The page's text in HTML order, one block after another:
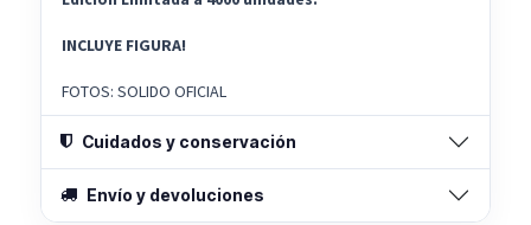
INCLUYE FIGURA!
FOTOS: SOLIDO OFICIAL
Cuidados y conservación
Envío y devoluciones